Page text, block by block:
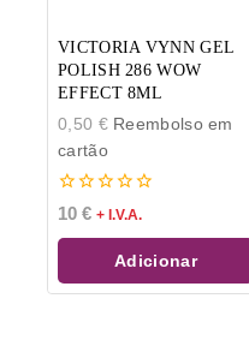
VICTORIA VYNN GEL
POLISH 286 WOW
EFFECT 8ML
0,50 €Reembolso em
cartão
0
de
5
10 € + I.V.A.
Adicionar